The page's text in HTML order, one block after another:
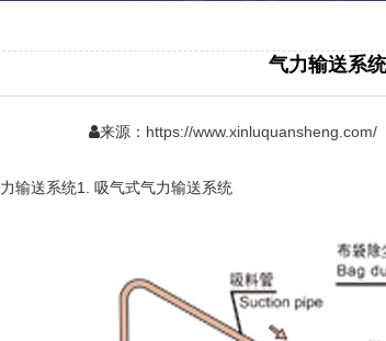
气力输送系
来源： https://www.xinluquansheng.com/
输送系统1. 吸气式气力输送系统